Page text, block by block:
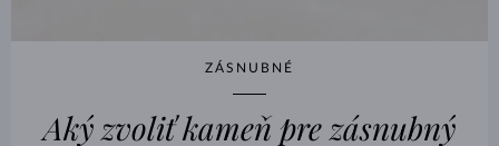
ZÁSNUBNÉ
Aký zvoliť kameň pre zásnubný